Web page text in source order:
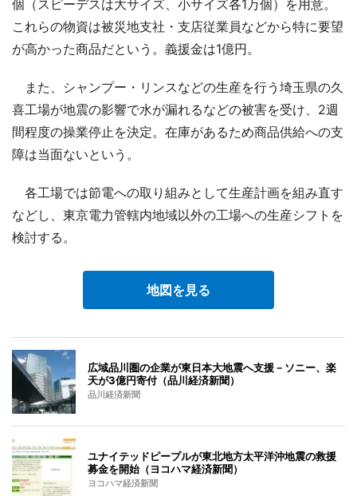
個（スピーデスは大サイズ、小サイズ各1万個）を用意。
これらの物資は被災地支社・支店従業員などから特に要望
が高かった商品だという。義援金は1億円。
また、シャンプー・リンスなどの生産を行う埼玉県の久
喜工場が地震の影響で水が漏れるなどの被害を受け、2週
間程度の操業停止を決定。在庫があるため商品供給への支
障は当面ないという。
各工場では節電への取り組みとして生産計画を組み直す
などし、東京電力管轄内地域以外の工場への生産シフトを
検討する。
地図を見る
広域品川圏の企業が東日本大地震へ支援－ソニー、楽
天が3億円寄付（品川経済新聞）
品川経済新聞
ユナイテッドピープルが東北地方太平洋沖地震の救援
募金を開始（ヨコハマ経済新聞）
ヨコハマ経済新聞